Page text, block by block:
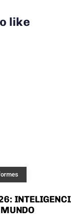
like
MUNDO